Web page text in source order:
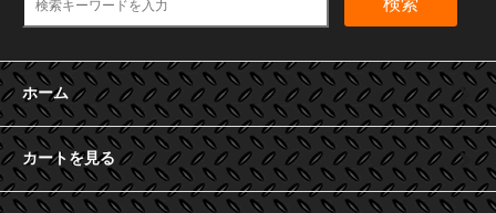
検索
ホーム
カートを見る